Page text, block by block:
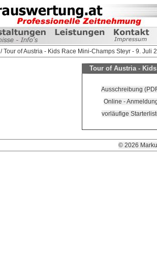
/ Tour of Austria - Kids Race Mini-Champs Steyr - 9. Juli
Tour of Austria -
Ausschreibung
Online -
vorläufige
© 2026